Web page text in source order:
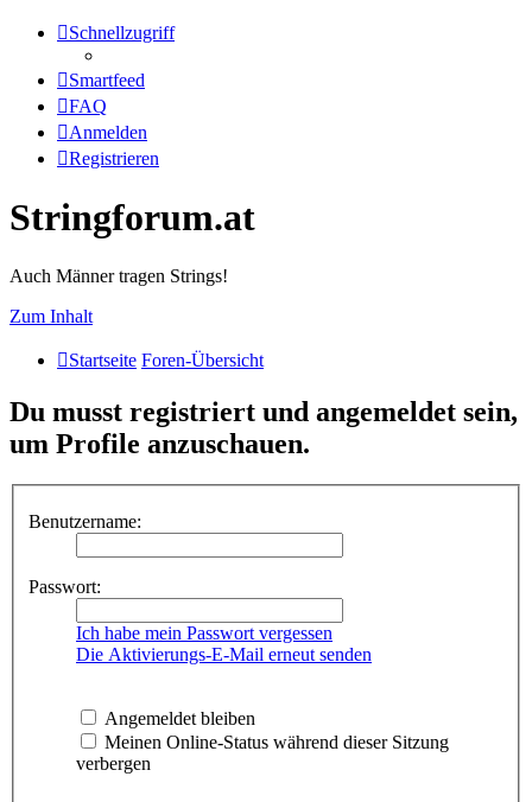
Schnellzugriff
Smartfeed
FAQ
Anmelden
Registrieren
Stringforum.at
Auch Männer tragen Strings!
Zum Inhalt
Startseite Foren-Übersicht
Du musst registriert und angemeldet sein,
um Profile anzuschauen.
Benutzername:
Passwort:
Ich habe mein Passwort vergessen
Die Aktivierungs-E-Mail erneut senden
Angemeldet bleiben
Meinen Online-Status während dieser Sitzung
verbergen